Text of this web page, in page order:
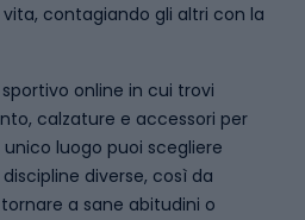
contagiando gli altri con la
online in cui trovi
calzature e accessori per
luogo puoi scegliere
diverse, così da
a sane abitudini o